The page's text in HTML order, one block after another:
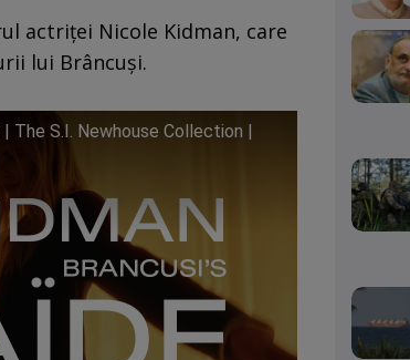
actriței Nicole Kidman, care
lui Brâncuși.
The S.I. Newhouse Collection |